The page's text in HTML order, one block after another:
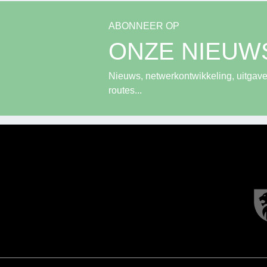
ABONNEER OP
ONZE
Nieuws, netwerkontwikkeling,
routes...